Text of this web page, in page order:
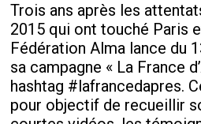
Trois ans après les
2015 qui ont touché Paris
Fédération Alma lance du
sa campagne « La France
hashtag #lafrancedapres.
pour objectif de recueillir